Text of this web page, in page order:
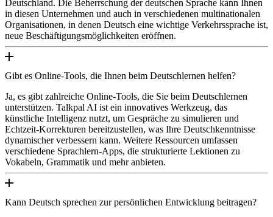
Deutschland. Die Beherrschung der deutschen Sprache kann Ihnen
in diesen Unternehmen und auch in verschiedenen multinationalen
Organisationen, in denen Deutsch eine wichtige Verkehrssprache ist,
neue Beschäftigungsmöglichkeiten eröffnen.
Gibt es Online-Tools, die Ihnen beim Deutschlernen helfen?
Ja, es gibt zahlreiche Online-Tools, die Sie beim Deutschlernen
unterstützen. Talkpal AI ist ein innovatives Werkzeug, das
künstliche Intelligenz nutzt, um Gespräche zu simulieren und
Echtzeit-Korrekturen bereitzustellen, was Ihre Deutschkenntnisse
dynamischer verbessern kann. Weitere Ressourcen umfassen
verschiedene Sprachlern-Apps, die strukturierte Lektionen zu
Vokabeln, Grammatik und mehr anbieten.
Kann Deutsch sprechen zur persönlichen Entwicklung beitragen?